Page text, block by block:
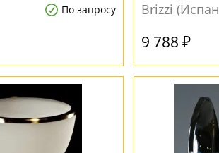
По запросу
Brizzi
9 788 ₽